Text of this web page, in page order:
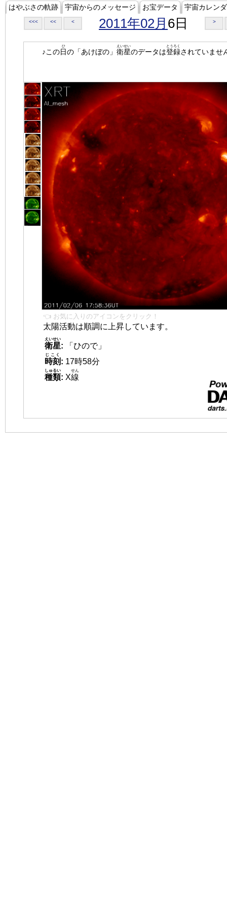
はやぶさの軌跡 宇宙からのメッセージ お宝データ 宇宙カレン
<<< << < 2011年02月 6日 >
♪この日
ひ
の「あけぼの」 衛星
えいせい
のデータは登録
とうろく
されていませ
👈 お気に入りのアイコンをクリック！
太陽活動は順調に上昇しています。
衛星
えいせい
:
「ひので」
時刻
じこく
: 17時58分
種類
しゅるい
: X線
せん